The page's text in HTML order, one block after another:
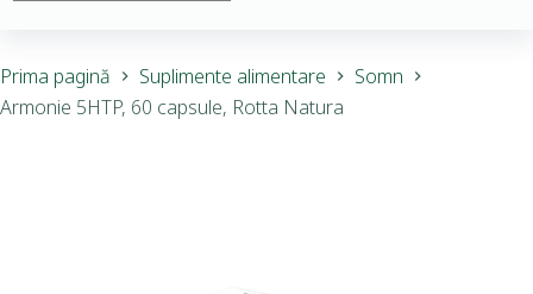
Prima pagină Suplimente alimentare
Somn
Armonie 5HTP, 60 capsule, Rotta Natura